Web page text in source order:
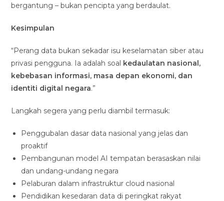
bergantung – bukan pencipta yang berdaulat.
Kesimpulan
“Perang data bukan sekadar isu keselamatan siber atau
privasi pengguna. Ia adalah soal kedaulatan nasional,
kebebasan informasi, masa depan ekonomi, dan
identiti digital negara.”
Langkah segera yang perlu diambil termasuk:
Penggubalan dasar data nasional yang jelas dan
proaktif
Pembangunan model AI tempatan berasaskan nilai
dan undang-undang negara
Pelaburan dalam infrastruktur cloud nasional
Pendidikan kesedaran data di peringkat rakyat